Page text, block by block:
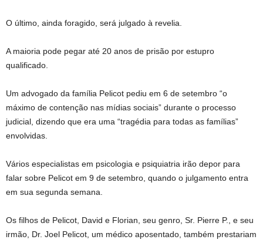
O último, ainda foragido, será julgado à revelia.
A maioria pode pegar até 20 anos de prisão por estupro
qualificado.
Um advogado da família Pelicot pediu em 6 de setembro “o
máximo de contenção nas mídias sociais” durante o processo
judicial, dizendo que era uma “tragédia para todas as famílias”
envolvidas.
Vários especialistas em psicologia e psiquiatria irão depor para
falar sobre Pelicot em 9 de setembro, quando o julgamento entra
em sua segunda semana.
Os filhos de Pelicot, David e Florian, seu genro, Sr. Pierre P., e seu
irmão, Dr. Joel Pelicot, um médico aposentado, também prestariam